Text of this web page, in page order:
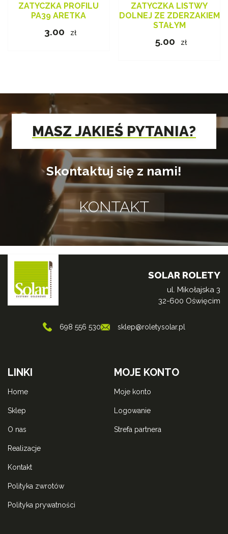
ZATYCZKA PROFILU
PA39 ARETKA
3.00 zł
ZATYCZKA LISTWY
DOLNEJ ZE ZDERZAKIEM
STAŁYM
5.00 zł
MASZ JAKIEŚ PYTANIA?
Skontaktuj się z nami!
KONTAKT
SOLAR ROLETY
ul. Mikołajska 3
32-600 Oświęcim
698 556 530 sklep@roletysolar.pl
LINKI
home
sklep
o nas
realizacje
kontakt
polityka zwrotów
polityka prywatności
MOJE KONTO
moje konto
logowanie
strefa partnera